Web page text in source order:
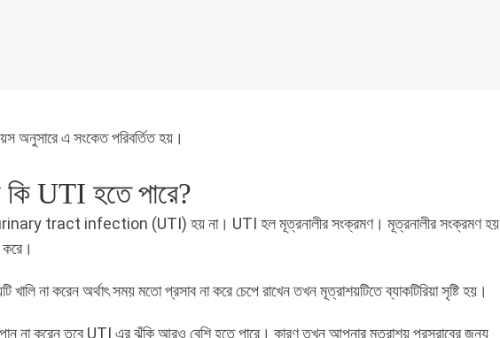
এ সংকেত পরিবর্তিত হয়।
কি UTI হতে পারে?
urinary tract infection (UTI) হয় না। UTI হল মূত্রনালীর সংক্রমণ। মূত্রনালীর সংক্রমণ হয়
করে।
না করেন অর্থাৎ সময় মতো প্রসাব না করে চেপে রাখেন তখন মূত্রাশয়টিতে ব্যাকটিরিয়া সৃষ্টি হয়।
পান না করেন তবে UTI এর ঝুঁকি আরও বেশি হতে পারে। কারণ তখন আপনার মূত্রাশয় প্রস্রাবের জন্য